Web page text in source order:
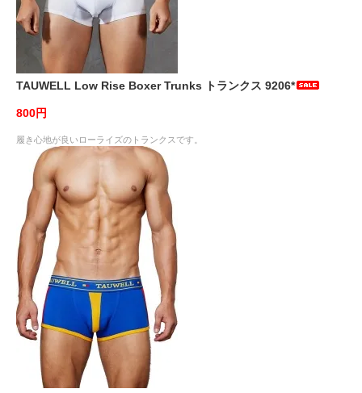
TAUWELL Low Rise Boxer Trunks トランクス 9206*
800円
履き心地が良いローライズのトランクスです。